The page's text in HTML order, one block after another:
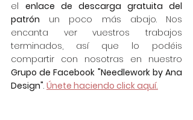
el enlace de descarga gratuita del
patrón un poco más abajo. Nos
encanta ver vuestros trabajos
terminados, así que lo podéis
Grupo de Facebook "Needlework by Ana
Design". Únete haciendo click aquí.